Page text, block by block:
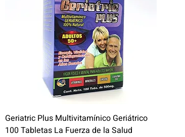
Geriatric Plus Multivitamínico Geriátrico
100 Tabletas La Fuerza de la Salud